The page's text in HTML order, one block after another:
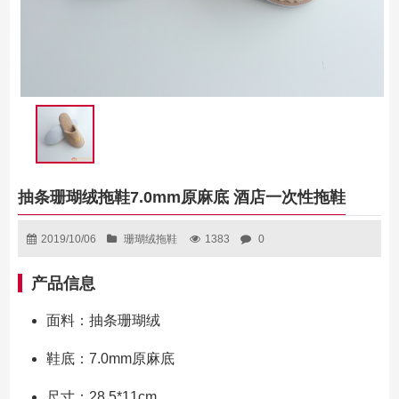
抽条珊瑚绒拖鞋7.0mm原麻底 酒店一次性拖鞋
2019/10/06 珊瑚绒拖鞋 1383 0
产品信息
面料：抽条珊瑚绒
鞋底：7.0mm原麻底